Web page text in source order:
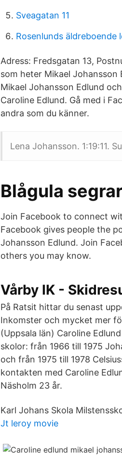
Sveagatan 11
Rosenlunds äldreboende
Adress: Fredsgatan 13,
som heter Mikael
Mikael Johansson Edlund
Caroline Edlund. Gå med i
andra som du känner.
Lena Johansson. 1:19:11.
Blågula
Join Facebook to connect
Facebook gives people the
Johansson Edlund. Join
others you may know.
Vårby IK -
På Ratsit hittar du senast
Inkomster och mycket mer
(Uppsala län) Caroline
skolor: från 1966 till 1975
och från 1975 till 1978
kontakten med Caroline
Näsholm 23 år.
Karl Johans Skola
Jt leroy movie